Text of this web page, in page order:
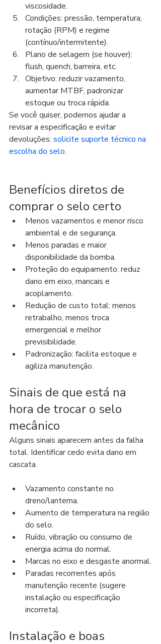
viscosidade.
Condições: pressão, temperatura,
rotação (RPM) e regime
(contínuo/intermitente).
Plano de selagem (se houver):
flush, quench, barreira, etc.
Objetivo: reduzir vazamento,
aumentar MTBF, padronizar
estoque ou troca rápida.
Se você quiser, podemos ajudar a
revisar a especificação e evitar
devoluções: solicite suporte técnico na
escolha do selo.
Benefícios diretos de
comprar o selo certo
Menos vazamentos e menor risco
ambiental e de segurança.
Menos paradas e maior
disponibilidade da bomba.
Proteção do equipamento: reduz
dano em eixo, mancais e
acoplamento.
Redução de custo total: menos
retrabalho, menos troca
emergencial e melhor
previsibilidade.
Padronização: facilita estoque e
agiliza manutenção.
Sinais de que está na
hora de trocar o selo
mecânico
Alguns sinais aparecem antes da falha
total. Identificar cedo evita dano em
cascata.
Vazamento constante no
dreno/lanterna.
Aumento de temperatura na região
do selo.
Ruído, vibração ou consumo de
energia acima do normal.
Marcas no eixo e desgaste anormal.
Paradas recorrentes após
manutenção recente (sugere
instalação ou especificação
incorreta).
Instalação e boas